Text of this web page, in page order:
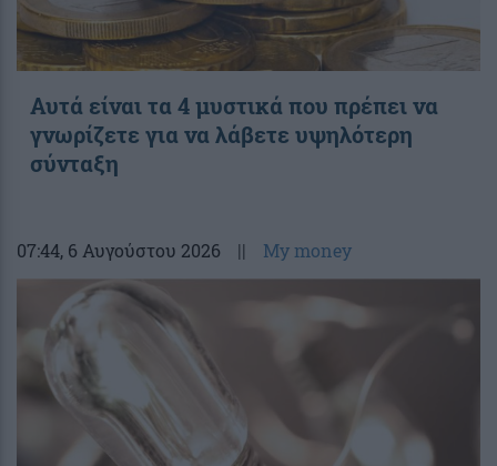
Αυτά είναι τα 4 μυστικά που πρέπει να
γνωρίζετε για να λάβετε υψηλότερη
σύνταξη
07:44, 6 Αυγούστου 2026 || My money